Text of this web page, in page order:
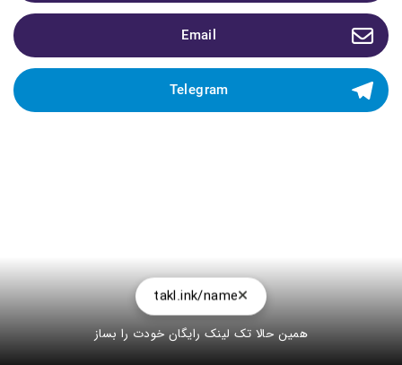
Email
Telegram
takl.ink/name
همین حالا تک لینک رایگان خودت را بساز